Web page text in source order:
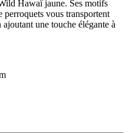
Hawaï jaune. Ses motifs
perroquets vous transportent
une touche élégante à